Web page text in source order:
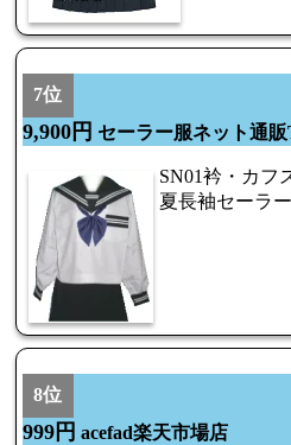
7位
9,900円 セーラー服ネット通販
SN01衿・カフ
夏長袖セーラ
8位
999円 acefad楽天市場店